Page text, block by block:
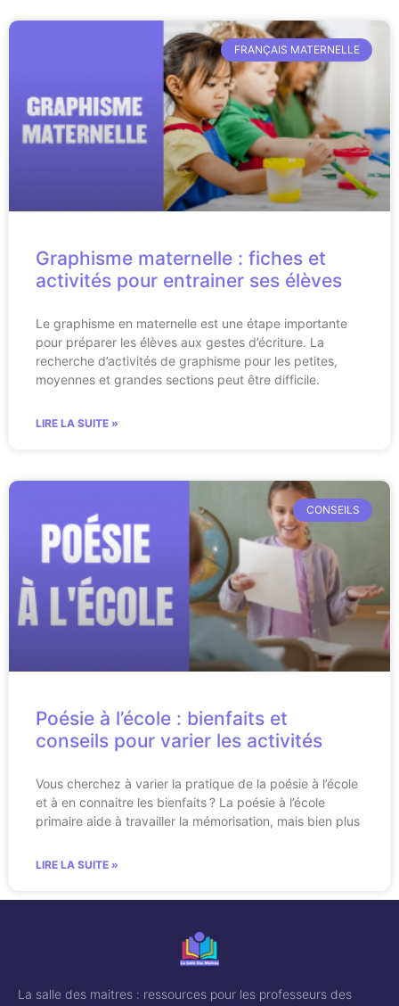
FRANÇAIS MATERNELLE
Graphisme maternelle : fiches et
activités pour entrainer ses élèves
Le graphisme en maternelle est une étape importante
pour préparer les élèves aux gestes d’écriture. La
recherche d’activités de graphisme pour les petites,
moyennes et grandes sections peut être difficile.
LIRE LA SUITE »
CONSEILS
Poésie à l’école : bienfaits et
conseils pour varier les activités
Vous cherchez à varier la pratique de la poésie à l’école
et à en connaitre les bienfaits ? La poésie à l’école
primaire aide à travailler la mémorisation, mais bien plus
LIRE LA SUITE »
La salle des maitres : ressources pour les professeurs des